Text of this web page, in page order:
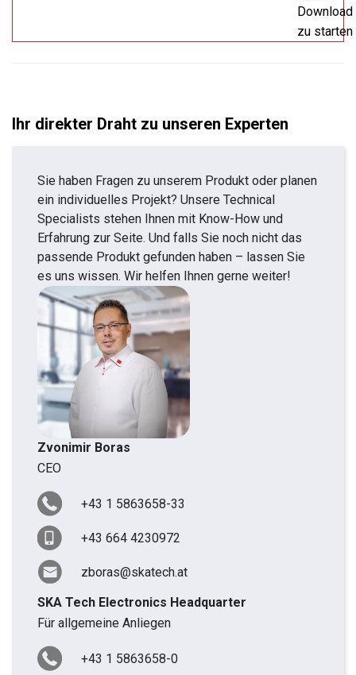
Download
zu starten
Ihr direkter Draht zu unseren Experten
Sie haben Fragen zu unserem Produkt oder planen
ein individuelles Projekt? Unsere Technical
Specialists stehen Ihnen mit Know-How und
Erfahrung zur Seite. Und falls Sie noch nicht das
passende Produkt gefunden haben – lassen Sie
es uns wissen. Wir helfen Ihnen gerne weiter!
Zvonimir Boras
CEO
+43 1 5863658-33
+43 664 4230972
zboras@skatech.at
SKA Tech Electronics Headquarter
Für allgemeine Anliegen
+43 1 5863658-0